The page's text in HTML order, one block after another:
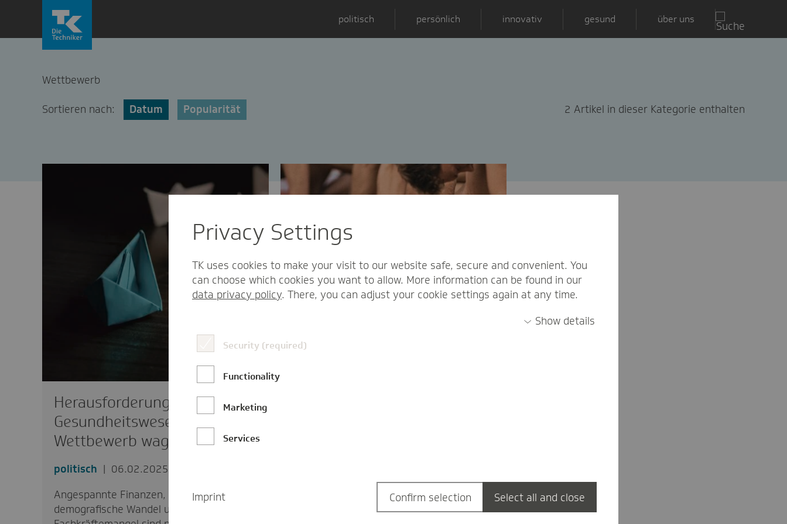
politisch persönlich innovativ gesund über uns
Wettbewerb
2 Artikel in dieser Kategorie enthalten
Sortieren nach: Datum Popularität
Herausforderungen im
Gesundheitswesen: Mehr
Wettbewerb wagen
politisch
06.02.2025
Angespannte Finanzen, der
demografische Wandel und der
Geschäft" gehört zum kleinen Wirtschafts-
Einmaleins. Dass das auch für den…
Privacy Settings
TK uses cookies to make your visit to our website safe, secure and convenient. You
can choose which cookies you want to allow. More information can be found in our
data privacy policy. There, you can adjust your cookie settings again at any time.
Show details
Security (required)
Functionality
Marketing
Services
Imprint Confirm selection Select all and close